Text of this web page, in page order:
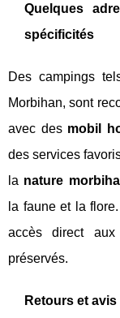
Quelques
spécificités
Des campings
Morbihan, sont
avec des mobil
des services
la nature
la faune et la
accès direct
préservés.
Retours et